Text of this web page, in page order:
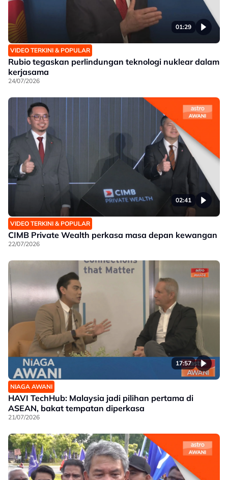
01:29
VIDEO TERKINI & POPULAR
Rubio tegaskan perlindungan teknologi nuklear dalam
kerjasama
24/07/2026
02:41
VIDEO TERKINI & POPULAR
CIMB Private Wealth perkasa masa depan kewangan
22/07/2026
17:57
NIAGA AWANI
HAVI TechHub: Malaysia jadi pilihan pertama di
ASEAN, bakat tempatan diperkasa
21/07/2026